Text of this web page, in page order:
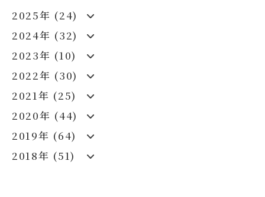
2025年 (24)
2024年 (32)
2023年 (10)
2022年 (30)
2021年 (25)
2020年 (44)
2019年 (64)
2018年 (51)